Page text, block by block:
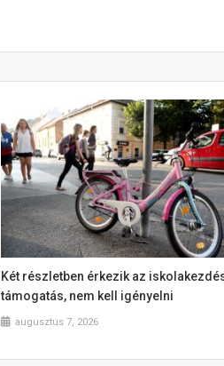
Két részletben érkezik az
támogatás, nem kell igényelni
augusztus 7, 2026